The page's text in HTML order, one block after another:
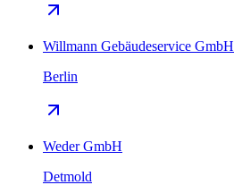
Willmann Gebäudeservice GmbH
Berlin
Weder GmbH
Detmold